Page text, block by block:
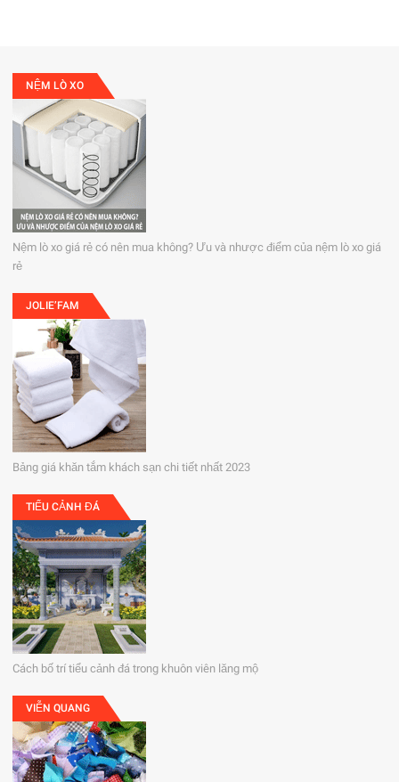
NỆM LÒ XO
Nệm lò xo giá rẻ có nên mua không? Ưu và nhược điểm của nệm lò xo giá
rẻ
JOLIE’FAM
Bảng giá khăn tắm khách sạn chi tiết nhất 2023
TIỂU CẢNH ĐÁ
Cách bố trí tiểu cảnh đá trong khuôn viên lăng mộ
VIỄN QUANG